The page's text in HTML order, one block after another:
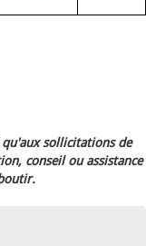
sollicitations de
conseil ou assistance